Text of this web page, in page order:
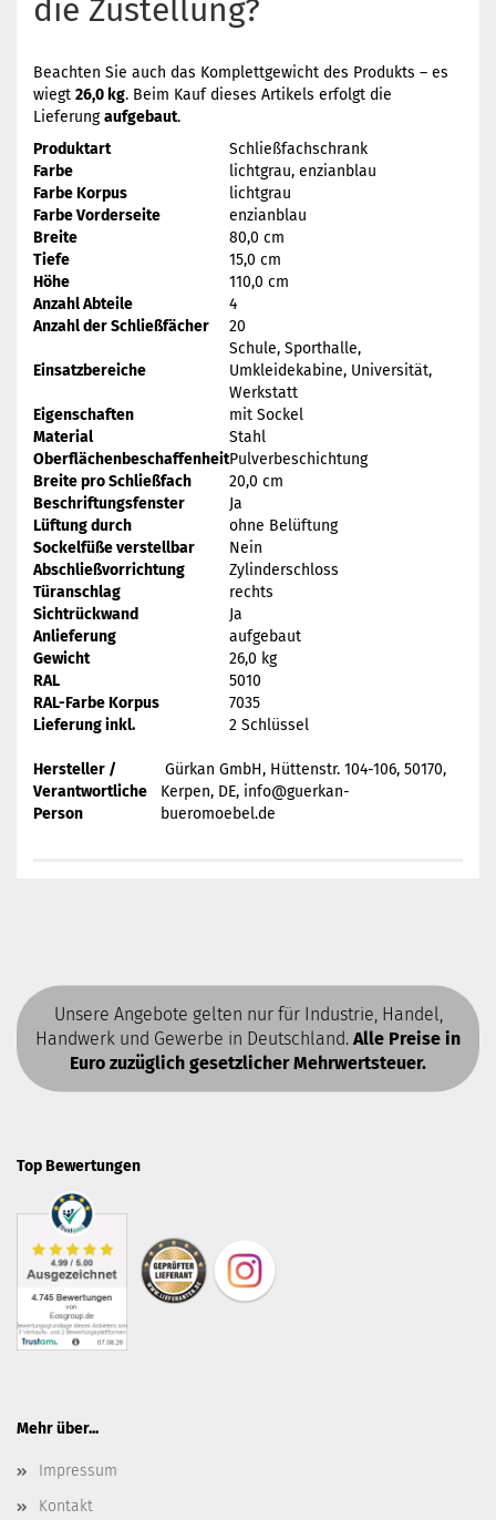
die Zustellung?
Beachten Sie auch das Komplettgewicht des Produkts – es
wiegt 26,0 kg. Beim Kauf dieses Artikels erfolgt die
Lieferungaufgebaut.
Produktart
Schließfachschrank
Farbe
lichtgrau, enzianblau
Farbe Korpus
lichtgrau
Farbe Vorderseite
enzianblau
Breite
80,0 cm
Tiefe
15,0 cm
Höhe
110,0 cm
Anzahl Abteile
4
Anzahl der Schließfächer
20
Einsatzbereiche
Schule, Sporthalle,
Umkleidekabine, Universität,
Werkstatt
Eigenschaften
mit Sockel
Material
Stahl
OberflächenbeschaffenheitPulverbeschichtung
Breite pro Schließfach
20,0 cm
Beschriftungsfenster
Ja
Lüftung durch
ohne Belüftung
Sockelfüße verstellbar
Nein
Abschließvorrichtung
Zylinderschloss
Türanschlag
rechts
Sichtrückwand
Ja
Anlieferung
aufgebaut
Gewicht
26,0 kg
RAL
5010
RAL-Farbe Korpus
7035
Lieferung inkl.
2 Schlüssel
Hersteller /
Verantwortliche
Person
Gürkan GmbH, Hüttenstr. 104-106, 50170,
Kerpen, DE, info@guerkan-
bueromoebel.de
Unsere Angebote gelten nur für Industrie, Handel,
Handwerk und Gewerbe in Deutschland. Alle Preise in
Euro zuzüglich gesetzlicher Mehrwertsteuer.
Top Bewertungen
Mehr über...
Impressum
Kontakt